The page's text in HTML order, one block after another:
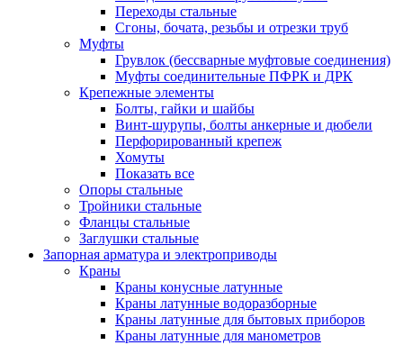
Переходы стальные
Сгоны, бочата, резьбы и отрезки труб
Муфты
Грувлок (бессварные муфтовые соединения)
Муфты соединительные ПФРК и ДРК
Крепежные элементы
Болты, гайки и шайбы
Винт-шурупы, болты анкерные и дюбели
Перфорированный крепеж
Хомуты
Показать все
Опоры стальные
Тройники стальные
Фланцы стальные
Заглушки стальные
Запорная арматура и электроприводы
Краны
Краны конусные латунные
Краны латунные водоразборные
Краны латунные для бытовых приборов
Краны латунные для манометров